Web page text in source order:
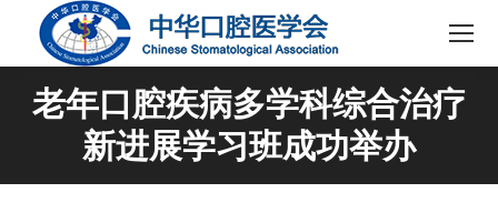
老年口腔疾病多学科综合治疗
新进展学习班成功举办